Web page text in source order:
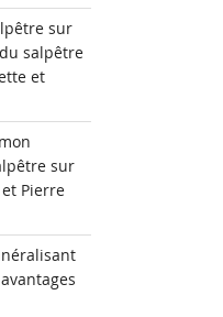
sur
salpêtre
et
sur
Pierre